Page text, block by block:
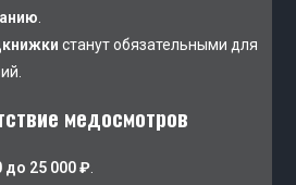
станут обязательными для
медосмотров
до 25 000 ₽